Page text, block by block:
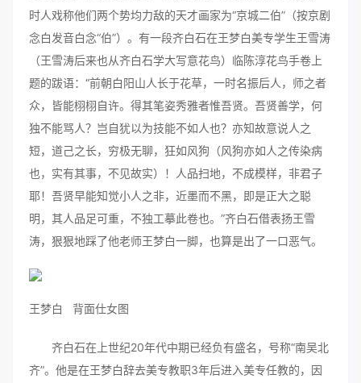
时人戏称他们两个势均力敌的天才画家为“京城二伯”（按京剧
念白发音白念“伯”）。有一段齐白石在王梦白美专学生王雪涛
（王雪涛后来也从齐白石学大写意花鸟）临陈淳花鸟手卷上
题的跋语：“前朝白阳山人长于花草，一时名振后人，师之者
众，皆能栩栩自许。得其笔姿秀雅者惟吾贤。吾贤善学，何
独不能骂人？岂自犹以为技能不如人也？亦知故意说人之
短，道己之长，穷极无聊，狂如风狗（风狗亦如人之传染病
也，实有其事，不见故实）！人品扫地，不成模样，非君子
耶！吾贤早能知觉小人之非，近墨而不黑，即是正大之聪
明，其人品足可重，不独工摹此卷也。”齐白石借表扬王雪
涛，狠狠地踩了他老师王梦白一脚，也算是出了一口恶气。
王梦白 背面仕女图
齐白石在上世纪20年代中期已经负有盛名，号称“南吴北
齐”。他是在王梦白辞去美专教职3年后进入美专任教的，因